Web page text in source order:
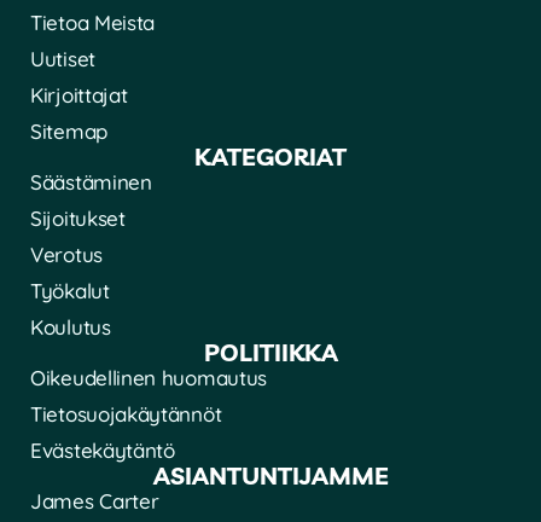
Tietoa Meista
Uutiset
Kirjoittajat
Sitemap
KATEGORIAT
Säästäminen
Sijoitukset
Verotus
Työkalut
Koulutus
POLITIIKKA
Oikeudellinen huomautus
Tietosuojakäytännöt
Evästekäytäntö
ASIANTUNTIJAMME
James Carter